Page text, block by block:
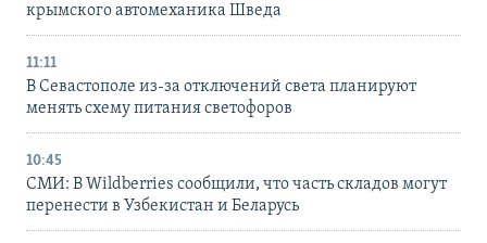
крымского автомеханика Шведа
11:11
В Севастополе из-за отключений света планируют
менять схему питания светофоров
10:45
СМИ: В Wildberries сообщили, что часть складов могут
перенести в Узбекистан и Беларусь